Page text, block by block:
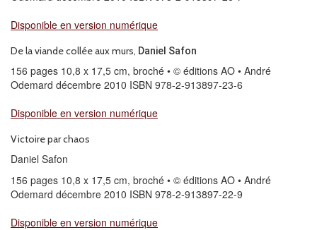
Disponible en version numérique
De la viande collée aux murs, Daniel Safon
156 pages 10,8 x 17,5 cm, broché • © éditions AO • André
Odemard décembre 2010 ISBN 978-2-913897-23-6
Disponible en version numérique
Victoire par chaos
Daniel Safon
156 pages 10,8 x 17,5 cm, broché • © éditions AO • André
Odemard décembre 2010 ISBN 978-2-913897-22-9
Disponible en version numérique